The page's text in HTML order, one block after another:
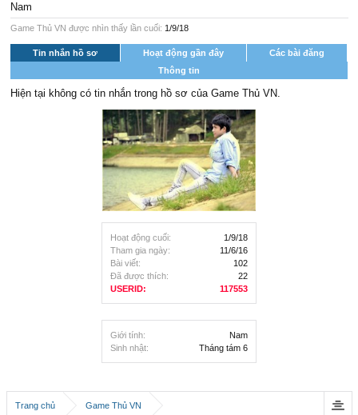
Hoạt động cuối:
1/9/18
Tham gia ngày:
11/6/16
Bài viết:
102
Đã được thích:
22
USERID:
117553
Giới tính:
Nam
Sinh nhật:
Tháng tám 6
Nam
Game Thủ VN được nhìn thấy lần cuối: 1/9/18
Tin nhắn hồ sơ Hoạt động gần đây
Các bài đăng
Thông tin
Hiện tại không có tin nhắn trong hồ sơ của Game Thủ VN.
Trang chủ Game Thủ VN